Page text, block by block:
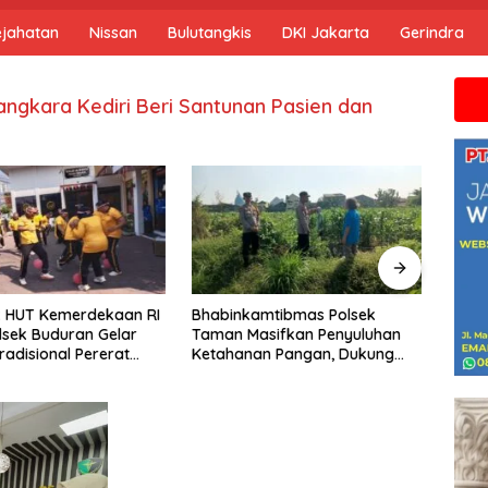
Nissan Bulutangkis DKI Jakarta Gerindra
Kediri Beri Santunan Pasien dan
Polsek
Penyuluhan
Pangan, Dukung
Ngusikan Lakukan Peninjauan
Tanaman Jagung Dalam
Rangka Mendukung Ketahanan
Pangan
Jika